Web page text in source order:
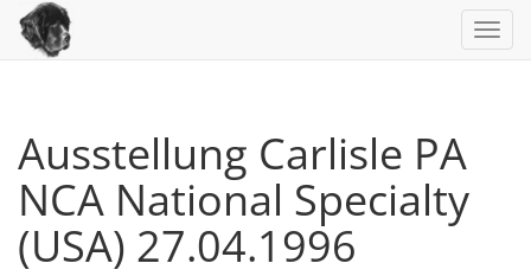
Ausstellung Carlisle PA
NCA National Specialty
(USA) 27.04.1996